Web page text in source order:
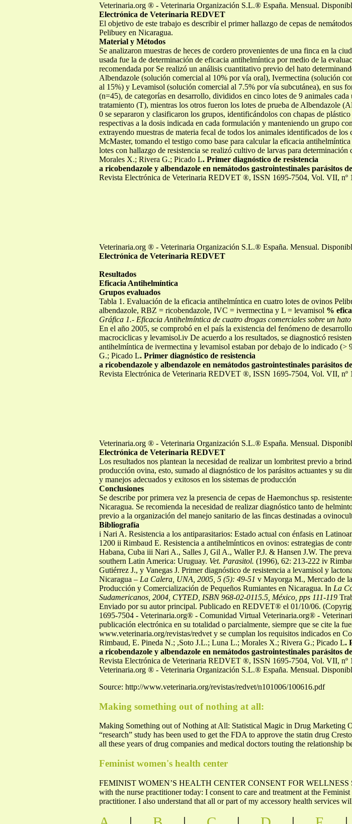
Veterinaria.org ® - Veterinaria Organización S.L.® España. Mensual.
Electrónica de Veterinaria REDVET
El objetivo de este trabajo es describir el primer hallazgo de cepas de
Pelibuey en Nicaragua.
Material y Métodos
Se analizaron muestras de heces de cordero provenientes de una finca en la
usada fue la de determinación de eficacia antihelmíntica por medio de la
recomendada por Se realizó un análisis cuantitativo previo del hato
Albendazole (solución comercial al 10% por vía oral), Ivermectina (solución
al 15%) y Levamisol (solución comercial al 7.5% por vía subcutánea), en sus
(n=45), de categorías en desarrollo, divididos en cinco lotes de 9 animales
tratamiento (T), mientras los otros fueron los lotes de prueba de
0 se separaron y clasificaron los grupos, identificándolos con chapas de
respectivas a la dosis indicada en cada formulación y manteniendo un grupo
extrayendo muestras de materia fecal de todos los animales identificados de
McMaster, tomando el testigo como base para calcular la eficacia
lotes con hallazgo de resistencia se realizó cultivo de larvas para
Morales X.; Rivera G.; Picado L. Primer diagnóstico de resistencia
a ricobendazole y albendazole en nemátodos gastrointestinales parásitos
Revista Electrónica de Veterinaria REDVET ®, ISSN 1695-7504, Vol. VII,
Veterinaria.org ® - Veterinaria Organización S.L.® España. Mensual.
Electrónica de Veterinaria REDVET
Resultados
Eficacia Antihelmíntica
Grupos evaluados
Tabla 1. Evaluación de la eficacia antihelmíntica en cuatro lotes de ovinos
albendazole, RBZ = ricobendazole, IVC = ivermectina y L = levamisol %
Gráfica 1.- Eficacia Antihelmíntica de cuatro drogas comerciales sobre un
En el año 2005, se comprobó en el país la existencia del fenómeno de
macrociclicas y levamisol.iv De acuerdo a los resultados, se diagnosticó
antihelmíntica de ivermectina y levamisol estaban por debajo de lo indicado
G.; Picado L. Primer diagnóstico de resistencia
a ricobendazole y albendazole en nemátodos gastrointestinales parásitos
Revista Electrónica de Veterinaria REDVET ®, ISSN 1695-7504, Vol. VII,
Veterinaria.org ® - Veterinaria Organización S.L.® España. Mensual.
Electrónica de Veterinaria REDVET
Los resultados nos plantean la necesidad de realizar un lombritest previo a
producción ovina, esto, sumado al diagnóstico de los parásitos actuantes y su
y manejos adecuados y exitosos en los sistemas de producción
Conclusiones
Se describe por primera vez la presencia de cepas de Haemonchus sp.
Nicaragua. Se recomienda la necesidad de realizar diagnóstico tanto de
previo a la organización del manejo sanitario de las fincas destinadas a
Bibliografía
i Nari A. Resistencia a los antiparasitarios: Estado actual con énfasis en
1200 ii Rimbaud E. Resistencia a antihelmínticos en ovinos: estrategias de
Habana, Cuba iii Nari A., Salles J, Gil A., Waller P.J. & Hansen J.W. The
southern Latin America: Uruguay. Vet. Parasitol. (1996), 62: 213-222 iv
Gutiérrez J., y Vanegas J. Primer diagnóstico de resistencia a levamisol y
Nicaragua – La Calera, UNA, 2005, 5 (5): 49-51 v Mayorga M., Mercado de
Producción y Comercialización de Pequeños Rumiantes en Nicaragua. In La
Sudamericanos, 2004, CYTED, ISBN 968-02-0115.5, México, pps 111-119
Enviado por su autor principal. Publicado en REDVET® el 01/10/06.
1695-7504 - Veterinaria.org® - Comunidad Virtual Veterinaria.org® -
publicación electrónica en su totalidad o parcialmente, siempre que se cite la
www.veterinaria.org/revistas/redvet y se cumplan los requisitos indicados en
Rimbaud, E. Pineda N.; ,Soto J.L.; Luna L.; Morales X.; Rivera G.; Picado L.
a ricobendazole y albendazole en nemátodos gastrointestinales parásitos
Revista Electrónica de Veterinaria REDVET ®, ISSN 1695-7504, Vol. VII,
Veterinaria.org ® - Veterinaria Organización S.L.® España. Mensual.
Source: http://www.veterinaria.org/revistas/redvet/n101006/100616.pdf
Making something out of nothing at all:
Making Something out of Nothing at All: Statistical Magic in Drug Marketing
“research” study has been used to get the FDA to approve the statin drug
all these years of drug companies and medical doctors touting the relationship
Feminist women's health center
FEMINIST WOMEN’S HEALTH CENTER CONSENT FOR WELLNESS
with the nurse practitioner today: I consent to care and treatment at the
practitioner. I also understand that all or part of my accessory health services